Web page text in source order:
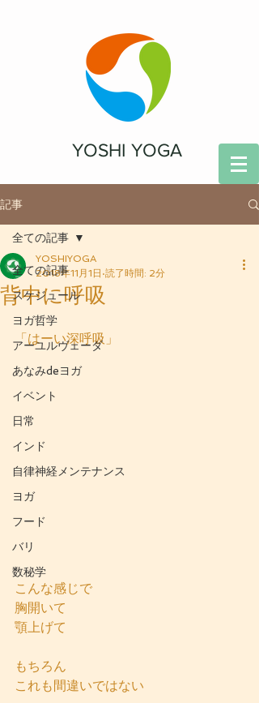
YOSHI YOGA
記事
全ての記事
スケジュール
ヨガ哲学
アーユルヴェーダ
あなみdeヨガ
イベント
日常
インド
自律神経メンテナンス
ヨガ
フード
バリ
数秘学
全ての記事
背中に呼吸
YOSHIYOGA
2018年11月1日 読了時間: 2分
「はーい深呼吸」
こんな感じで
胸開いて
顎上げて
もちろん
これも間違いではない